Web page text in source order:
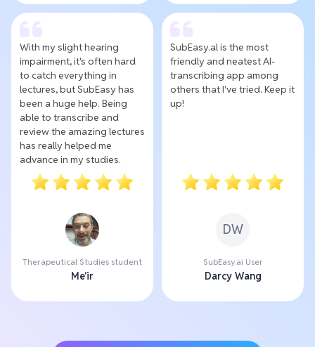
With my slight hearing
impairment, it's often hard
to catch everything in
lectures, but SubEasy has
been a huge help. Being
able to transcribe and
review the amazing lectures
has really helped me
advance in my studies.
Therapeutical Studies student
Me'ir
SubEasy.al is the most
friendly and neatest AI-
transcribing app among
others that I've tried. Keep it
up!
DW
SubEasy.ai User
Darcy Wang